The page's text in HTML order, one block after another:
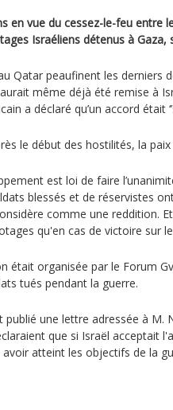
en vue du cessez-le-feu entre
Israéliens détenus à Gaza,
Qatar peaufinent les derniers
aurait même déjà été remise à
a déclaré qu’un accord était
le début des hostilités, la
est loi de faire
blessés et de réservistes
considère comme une
qu'en cas de victoire sur
était organisée par le Forum
tués pendant la guerre.
publié une lettre adressée à M.
que si Israël acceptait
atteint les objectifs de la